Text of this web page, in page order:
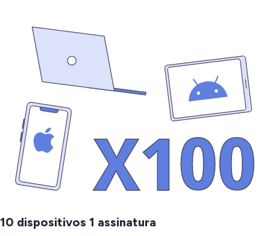
10 dispositivos 1 assinatura